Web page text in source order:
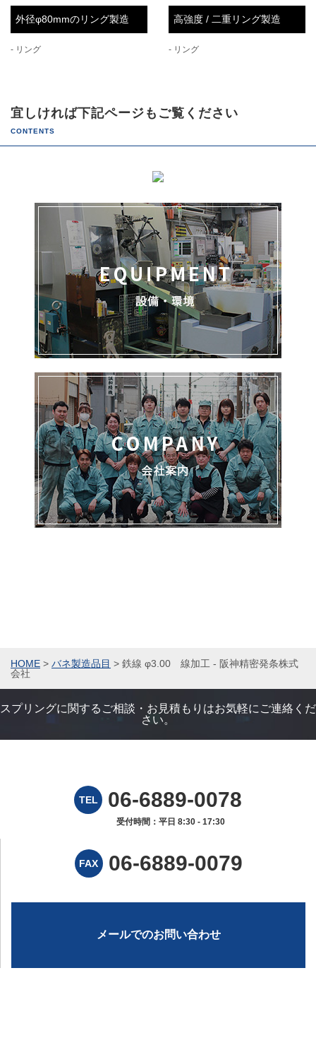
外径φ80mmのリング製造
- リング
高強度 / 二重リング製造
- リング
宜しければ下記ページもご覧ください
CONTENTS
HOME > バネ製造品目 > 鉄線 φ3.00 線加工 - 阪神精密発条株式
会社
スプリングに関するご相談・お見積もりはお気軽にご連絡くだ
さい。
TEL 06-6889-0078
受付時間：平日 8:30 - 17:30
FAX 06-6889-0079
メールでのお問い合わせ